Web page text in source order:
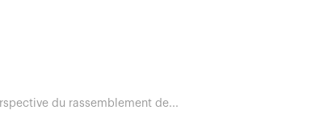
du rassemblement de...